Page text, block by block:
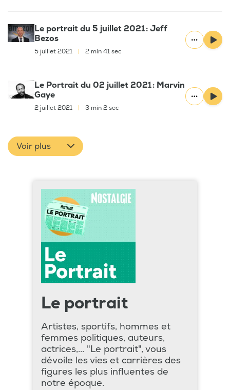
Le portrait du 5 juillet 2021 : Jeff
Bezos
5 juillet 2021 2 min 41 sec
Le Portrait du 02 juillet 2021 : Marvin
Gaye
2 juillet 2021 3 min 2 sec
Voir plus
Le portrait
Artistes, sportifs, hommes et
femmes politiques, auteurs,
actrices,... "Le portrait", vous
dévoile les vies et carrières des
figures les plus influentes de
notre époque.